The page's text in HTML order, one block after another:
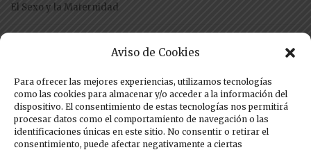
Aviso de Cookies
Para ofrecer las mejores experiencias, utilizamos tecnologías
como las cookies para almacenar y/o acceder a la información del
dispositivo. El consentimiento de estas tecnologías nos permitirá
procesar datos como el comportamiento de navegación o las
identificaciones únicas en este sitio. No consentir o retirar el
consentimiento, puede afectar negativamente a ciertas
El Sexo y la Maternidad
Anorgasmia Femenina
Aneyaculación
Sexo y menopausia